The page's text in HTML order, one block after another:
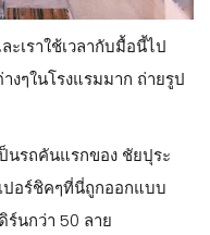
ะเราใช้เวลากับมื้อนี้ไป
งๆในโรงแรมมาก ถ่ายรูป
นรถคันแรกของ ชัยปุระ
ปอร์ชิคๆที่นี่ถูกออกแบบ
นกว่า 50 ลาย